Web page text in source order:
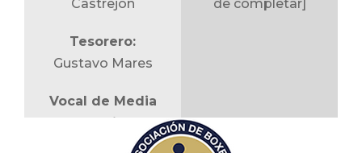
de la práctica, fomentar y apoyar la salud de
Castrejón
Tesorero:
Gustavo Mares
Vocal de Media
Superior:
Salvador Rojas
de completar]